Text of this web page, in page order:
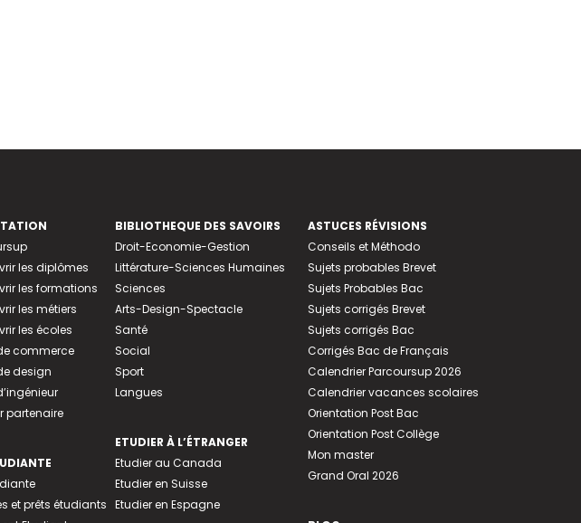
les diplômes
les formations
les métiers
les écoles
commerce
design
partenaire
et prêts étudiants
BIBLIOTHEQUE DES SAVOIRS
Droit-Economie-Gestion
Littérature-Sciences Humaines
Sciences
Arts-Design-Spectacle
Santé
Social
Sport
Langues
ETUDIER À L’ÉTRANGER
Etudier au Canada
Etudier en Suisse
Etudier en Espagne
ASTUCES RÉVISIONS
Conseils et Méthodo
Sujets probables Brevet
Sujets Probables Bac
Sujets corrigés Brevet
Sujets corrigés Bac
Corrigés Bac de Français
Calendrier Parcoursup 2026
Calendrier vacances scolaires
Orientation Post Bac
Orientation Post Collège
Mon master
Grand Oral 2026